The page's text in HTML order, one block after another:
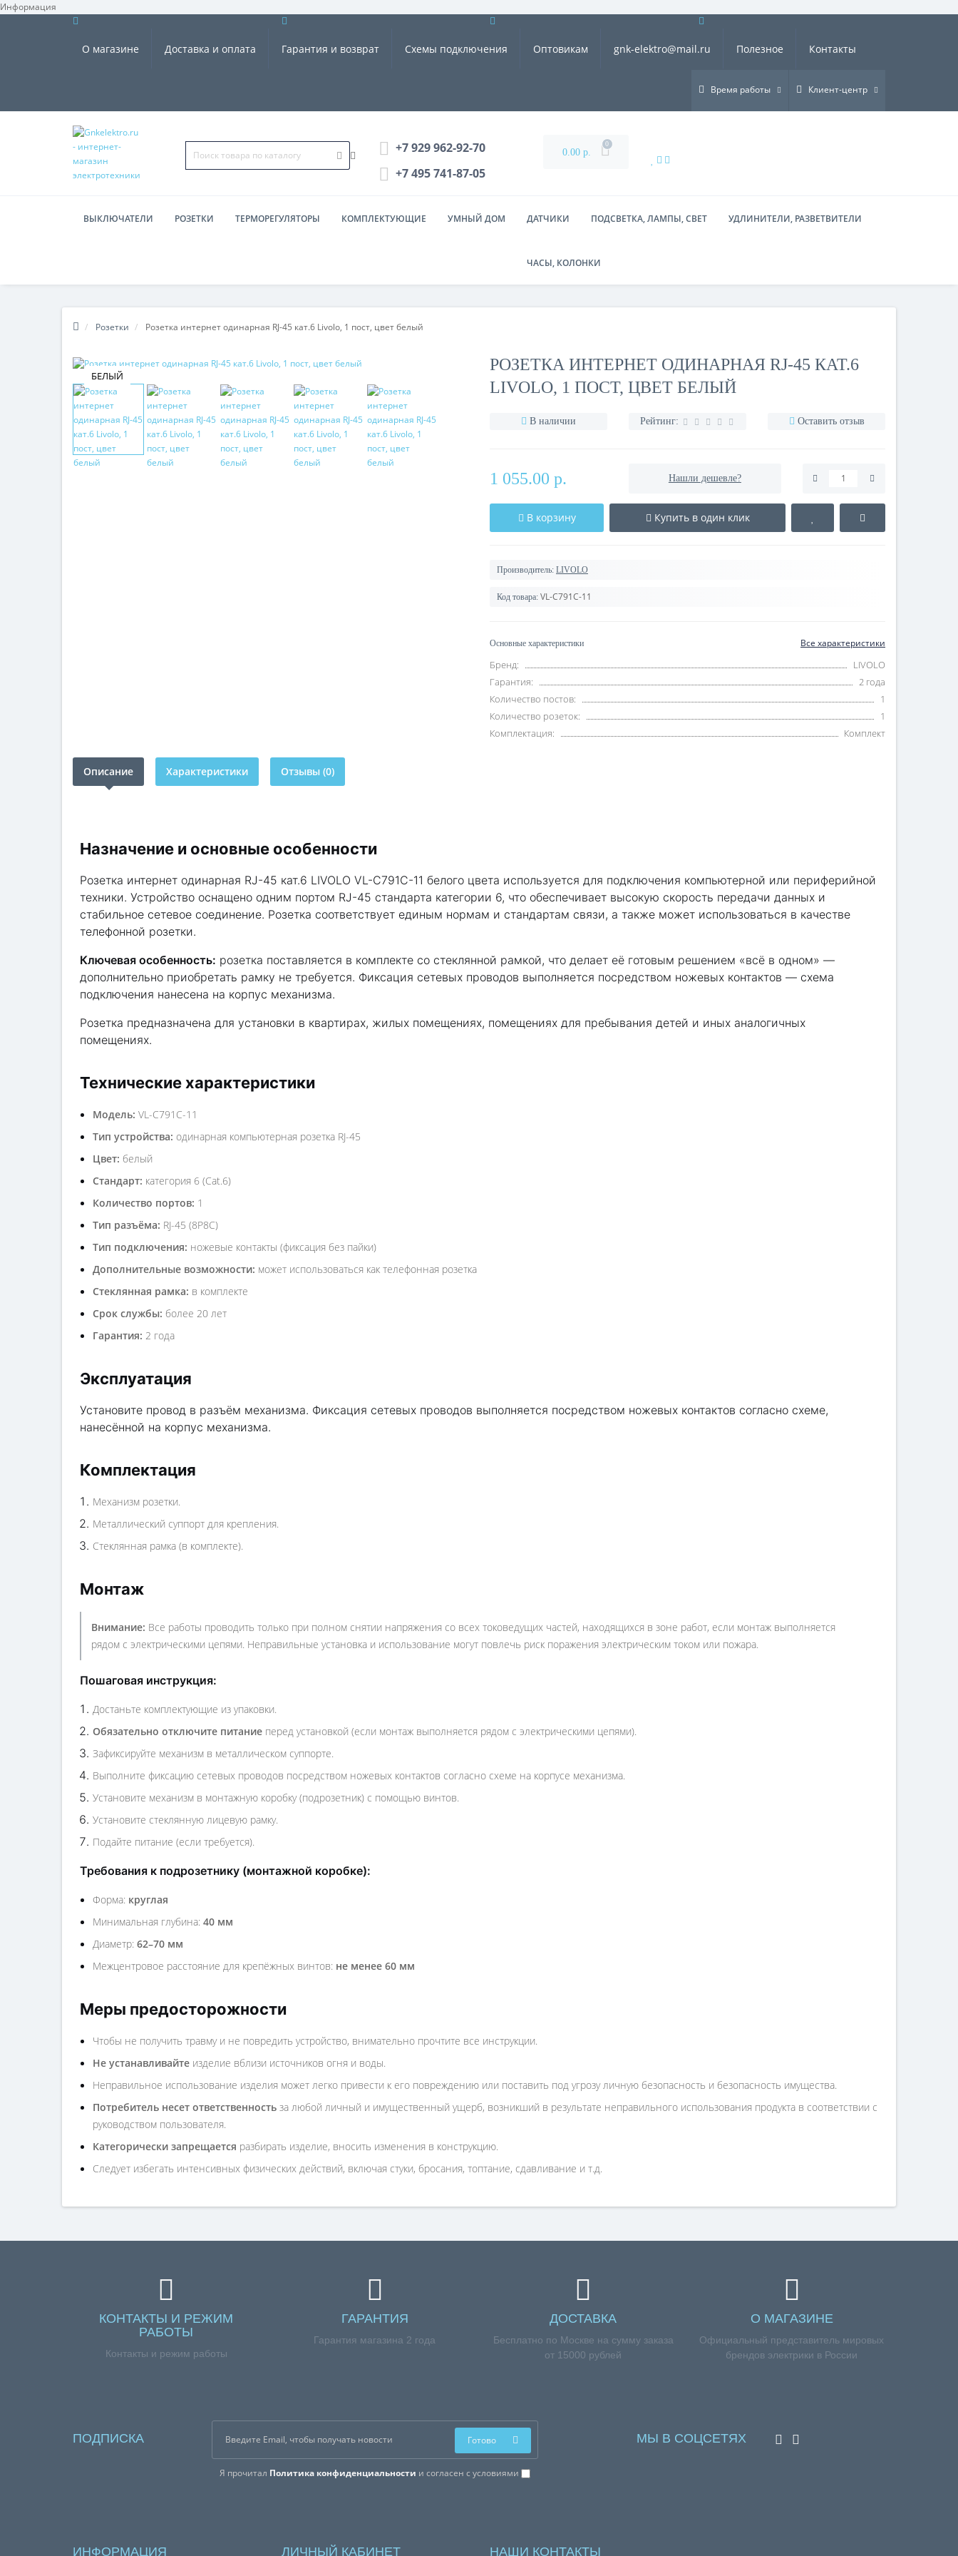
Информация ×
О магазине Доставка и оплата Гарантия и возврат Схемы подключения Оптовикам gnk-elektro@mail.ru Полезное Контакты
Время работы Клиент-центр
+7 929 962-92-70
+7 495 741-87-05
0.00 р.
0
ВЫКЛЮЧАТЕЛИ РОЗЕТКИ ТЕРМОРЕГУЛЯТОРЫ КОМПЛЕКТУЮЩИЕ УМНЫЙ ДОМ ДАТЧИКИ ПОДСВЕТКА, ЛАМПЫ, СВЕТ УДЛИНИТЕЛИ, РАЗВЕТВИТЕЛИ
ЧАСЫ, КОЛОНКИ
Розетки Розетка интернет одинарная RJ-45 кат.6 Livolo, 1 пост, цвет белый
БЕЛЫЙ
РОЗЕТКА ИНТЕРНЕТ ОДИНАРНАЯ RJ-45 КАТ.6
LIVOLO, 1 ПОСТ, ЦВЕТ БЕЛЫЙ
В наличии Рейтинг: Оставить отзыв
1 055.00 р. Нашли дешевле?
В корзину Купить в один клик
Производитель: LIVOLO
Код товара: VL-C791C-11
Основные характеристики Все характеристики
Бренд:
LIVOLO
Гарантия:
2 года
Количество постов:
1
Количество розеток:
1
Комплектация:
Комплект
Описание Характеристики Отзывы (0)
Назначение и основные особенности
Розетка интернет одинарная RJ-45 кат.6 LIVOLO VL-C791C-11 белого цвета используется для подключения компьютерной или периферийной
техники. Устройство оснащено одним портом RJ-45 стандарта категории 6, что обеспечивает высокую скорость передачи данных и
стабильное сетевое соединение. Розетка соответствует единым нормам и стандартам связи, а также может использоваться в качестве
телефонной розетки.
Ключевая особенность: розетка поставляется в комплекте со стеклянной рамкой, что делает её готовым решением «всё в одном» —
дополнительно приобретать рамку не требуется. Фиксация сетевых проводов выполняется посредством ножевых контактов — схема
подключения нанесена на корпус механизма.
Розетка предназначена для установки в квартирах, жилых помещениях, помещениях для пребывания детей и иных аналогичных
помещениях.
Технические характеристики
Модель: VL-C791C-11
Тип устройства: одинарная компьютерная розетка RJ-45
Цвет: белый
Стандарт: категория 6 (Cat.6)
Количество портов: 1
Тип разъёма: RJ-45 (8P8C)
Тип подключения: ножевые контакты (фиксация без пайки)
Дополнительные возможности: может использоваться как телефонная розетка
Стеклянная рамка: в комплекте
Срок службы: более 20 лет
Гарантия: 2 года
Эксплуатация
Установите провод в разъём механизма. Фиксация сетевых проводов выполняется посредством ножевых контактов согласно схеме,
нанесённой на корпус механизма.
Комплектация
Механизм розетки.
Металлический суппорт для крепления.
Стеклянная рамка (в комплекте).
Монтаж
Внимание: Все работы проводить только при полном снятии напряжения со всех токоведущих частей, находящихся в зоне работ, если монтаж выполняется
рядом с электрическими цепями. Неправильные установка и использование могут повлечь риск поражения электрическим током или пожара.
Пошаговая инструкция:
Достаньте комплектующие из упаковки.
Обязательно отключите питание перед установкой (если монтаж выполняется рядом с электрическими цепями).
Зафиксируйте механизм в металлическом суппорте.
Выполните фиксацию сетевых проводов посредством ножевых контактов согласно схеме на корпусе механизма.
Установите механизм в монтажную коробку (подрозетник) с помощью винтов.
Установите стеклянную лицевую рамку.
Подайте питание (если требуется).
Требования к подрозетнику (монтажной коробке):
Форма: круглая
Минимальная глубина: 40 мм
Диаметр: 62–70 мм
Межцентровое расстояние для крепёжных винтов: не менее 60 мм
Меры предосторожности
Чтобы не получить травму и не повредить устройство, внимательно прочтите все инструкции.
Не устанавливайте изделие вблизи источников огня и воды.
Неправильное использование изделия может легко привести к его повреждению или поставить под угрозу личную безопасность и безопасность имущества.
Потребитель несет ответственность за любой личный и имущественный ущерб, возникший в результате неправильного использования продукта в соответствии с
руководством пользователя.
Категорически запрещается разбирать изделие, вносить изменения в конструкцию.
Следует избегать интенсивных физических действий, включая стуки, бросания, топтание, сдавливание и т.д.
КОНТАКТЫ И РЕЖИМ
РАБОТЫ
Контакты и режим работы
ГАРАНТИЯ
Гарантия магазина 2 года
ДОСТАВКА
Бесплатно по Москве на сумму заказа
от 15000 рублей
О МАГАЗИНЕ
Официальный представитель мировых
брендов электрики в России
ПОДПИСКА
Я прочитал Политика конфиденциальности и согласен с условиями
Готово МЫ В СОЦСЕТЯХ
ИНФОРМАЦИЯ ЛИЧНЫЙ КАБИНЕТ НАШИ КОНТАКТЫ